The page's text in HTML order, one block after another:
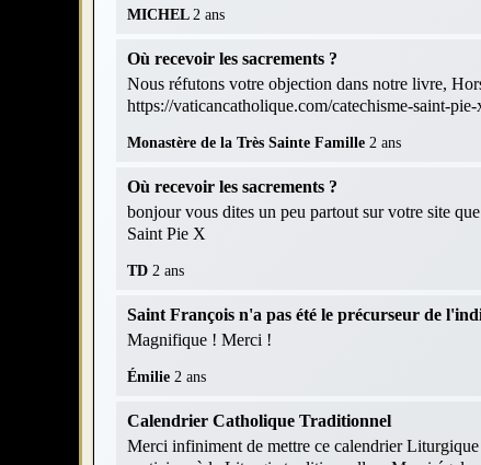
MICHEL 2 ans
Où recevoir les sacrements ?
Nous réfutons votre objection dans notre livre,
https://vaticancatholique.com/catechisme-saint-
Monastère de la Très Sainte Famille 2 ans
Où recevoir les sacrements ?
bonjour vous dites un peu partout sur votre site
Saint Pie X
TD 2 ans
Saint François n'a pas été le précurseur de
Magnifique ! Merci !
Émilie 2 ans
Calendrier Catholique Traditionnel
Merci infiniment de mettre ce calendrier